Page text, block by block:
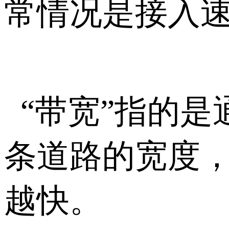
常情况是接入
“带宽”指的
条道路的宽度
越快。